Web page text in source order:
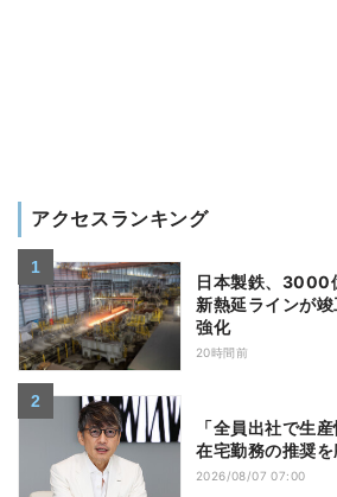
アクセスランキング
日本製鉄、3000
新熱延ラインが
強化
20時間前
「全員出社で生
在宅勤務の推奨を
2026/08/07 07:00